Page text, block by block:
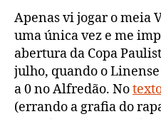
Apenas vi jogar o meia
uma única vez e me
abertura da Copa
julho, quando o
a 0 no Alfredão. No
(errando a grafia do